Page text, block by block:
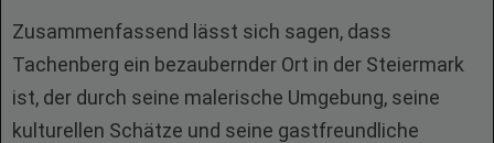
Zusammenfassend lässt sich sagen, dass
Tachenberg ein bezaubernder Ort in der Steiermark
ist, der durch seine malerische Umgebung, seine
kulturellen Schätze und seine gastfreundliche